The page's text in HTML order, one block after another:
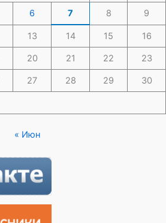
6 7 8 9
13 14 15 16
20 21 22 23
27 28 29 30
« Июн